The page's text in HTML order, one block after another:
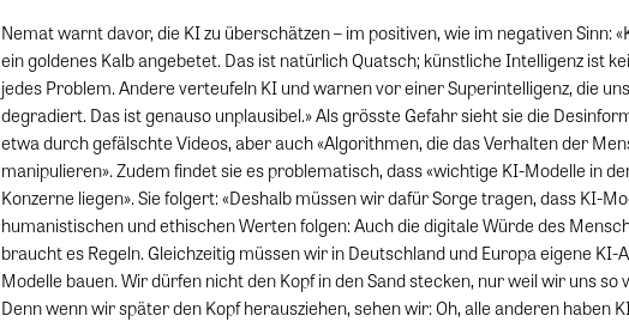
Nemat warnt davor, die KI zu überschätzen – im positiven, wie im negativen Sinn:
ein goldenes Kalb angebetet. Das ist natürlich Quatsch; künstliche Intelligenz ist
jedes Problem. Andere verteufeln KI und warnen vor einer Superintelligenz, die
degradiert. Das ist genauso unplausibel.» Als grösste Gefahr sieht sie die
etwa durch gefälschte Videos, aber auch «Algorithmen, die das Verhalten der
manipulieren». Zudem findet sie es problematisch, dass «wichtige KI-Modelle in
Konzerne liegen». Sie folgert: «Deshalb müssen wir dafür Sorge tragen, dass KI-
humanistischen und ethischen Werten folgen: Auch die digitale Würde des
braucht es Regeln. Gleichzeitig müssen wir in Deutschland und Europa eigene KI-
Modelle bauen. Wir dürfen nicht den Kopf in den Sand stecken, nur weil wir uns so
Denn wenn wir später den Kopf herausziehen, sehen wir: Oh, alle anderen haben